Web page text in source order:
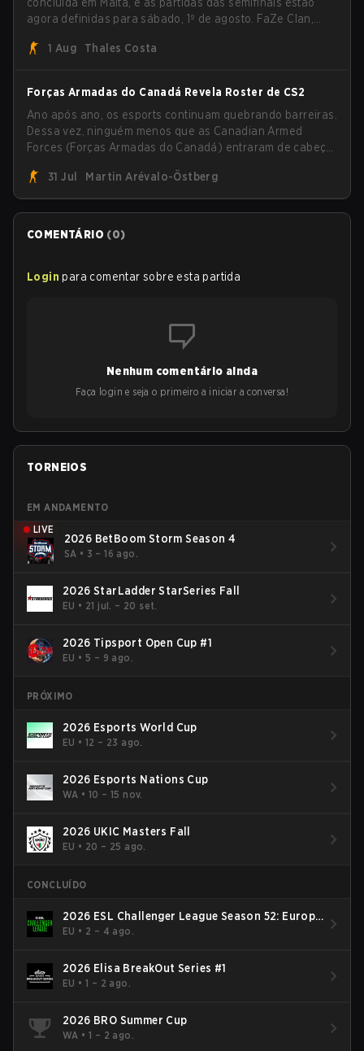
agora definidas para sábado, 1º de agosto. FaZe Clan,
ainda lutando pelo troféu, enquanto paiN Gaming se
1 Aug Thales Costa
Forças Armadas do Canadá Revela Roster de CS2
Ano após ano, os esports continuam quebrando barreiras.
Dessa vez, ninguém menos que as Canadian Armed
Forces (Forças Armadas do Canadá) entraram de cabeça
31 Jul
Martin Arévalo-Östberg
COMENTÁRIO (0)
Login para comentar sobre esta partida
Nenhum comentário ainda
Faça login e seja o primeiro a iniciar a conversa!
TORNEIOS
EM ANDAMENTO
LIVE
2026 BetBoom Storm Season 4
SA • 3 – 16 ago.
2026 StarLadder StarSeries Fall
EU • 21 jul. – 20 set.
2026 Tipsport Open Cup #1
EU •5 – 9 ago.
PRÓXIMO
2026 Esports World Cup
EU •12 – 23 ago.
2026 Esports Nations Cup
WA •10 – 15 nov.
2026 UKIC Masters Fall
EU • 20 – 25 ago.
CONCLUÍDO
2026 ESL Challenger League Season 52: Europe
- Cup #2
EU • 2 – 4 ago.
2026 Elisa BreakOut Series #1
EU •1 – 2 ago.
2026 BRO Summer Cup
WA •1 – 2 ago.